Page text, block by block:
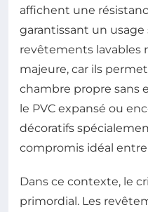
affichent une
garantissant un usage
revêtements lavables
majeure, car ils
chambre propre sans
le PVC expansé ou
décoratifs
compromis idéal
Dans ce contexte, le
primordial. Les